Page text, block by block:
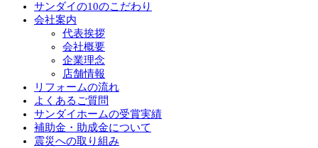
サンダイの10のこだわり
会社案内
代表挨拶
会社概要
企業理念
店舗情報
リフォームの流れ
よくあるご質問
サンダイホームの受賞実績
補助金・助成金について
震災への取り組み